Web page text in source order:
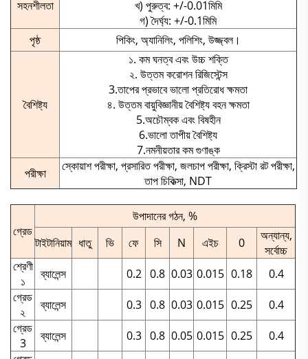
সহনশীলতা
খ) পুরুত্ব: +/-0.01মিমি
গ) দৈর্ঘ্য: +/-0.1মিমি
পৃষ্ঠ
পিকিং, অ্যানিলিং, পলিশিং, উজ্জ্বল।
বৈশিষ্ট্য
১. কম ঘনত্ব এবং উচ্চ শক্তি
২. উত্তম করোশন রিজিস্টেন্স
3.তাপের প্রভাবে ভালো প্রতিরোধ ক্ষমতা
৪. উত্তম বায়ুবিজ্ঞানীয় বৈশিষ্ট্য বহন ক্ষমতা
5.অচৌম্বক এবং বিষহীন
6.ভালো তাপীয় বৈশিষ্ট্য
7.নমনীয়তার কম গুণাঙ্ক
পরীক্ষা
স্কোয়াশ পরীক্ষা, প্রসারিত পরীক্ষা, জলচাপ পরীক্ষা, ক্রিস্টা রট পরীক্ষা,
তাপ চিকিত্সা, NDT
গ্রেড
উপাদানের গঠন, %
টাইটানিয়াম ধাতু ভি ফে সি N এইচ 0
অন্যান্য,
সর্বোচ্চ
শ্রেণী
১
ব্যালেন্স 0.2 0.8 0.03 0.015 0.18
0.4
গ্রেড
২
ব্যালেন্স 0.3 0.8 0.03 0.015 0.25
0.4
গ্রেড
3
ব্যালেন্স 0.3 0.8 0.05 0.015 0.25
0.4